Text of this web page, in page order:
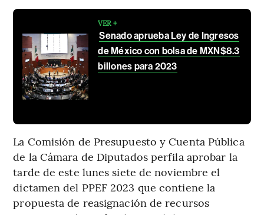
VER +
Senado aprueba Ley de Ingresos
de México con bolsa de MXN$8.3
billones para 2023
La Comisión de Presupuesto y Cuenta Pública
de la Cámara de Diputados perfila aprobar la
tarde de este lunes siete de noviembre el
dictamen del PPEF 2023 que contiene la
propuesta de reasignación de recursos